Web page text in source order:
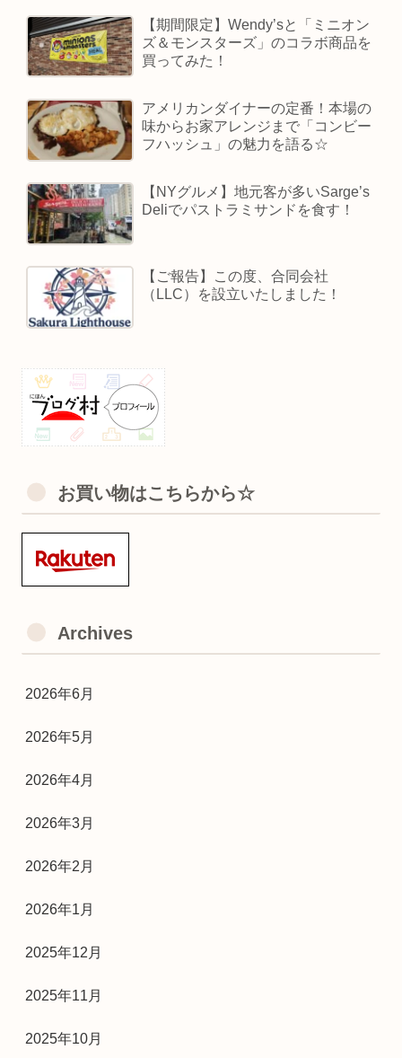
【期間限定】Wendy’sと「ミニオン
ズ＆モンスターズ」のコラボ商品を
買ってみた！
アメリカンダイナーの定番！本場の
味からお家アレンジまで「コンビー
フハッシュ」の魅力を語る☆
【NYグルメ】地元客が多いSarge’s
Deliでパストラミサンドを食す！
【ご報告】この度、合同会社
（LLC）を設立いたしました！
お買い物はこちらから☆
Archives
2026年6月
2026年5月
2026年4月
2026年3月
2026年2月
2026年1月
2025年12月
2025年11月
2025年10月